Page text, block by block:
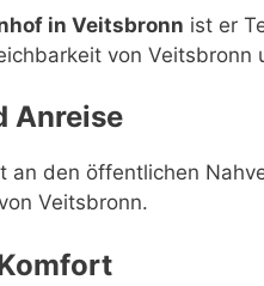
in Veitsbronn ist er
von Veitsbronn
Anreise
an den öffentlichen
Veitsbronn.